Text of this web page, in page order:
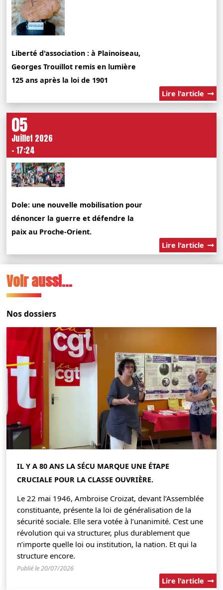
Liberté d'association : à Plainoiseau,
Georges Trouillot remis en lumière
125 ans après la loi de 1901
Lire l'article
05
Juillet 2026
- 17:24
Dole: une nouvelle mobilisation pour
dénoncer la guerre et défendre la
paix au Proche-Orient.
Lire l'article
Voir aussi...
Nos dossiers
IL Y A 80 ANS LA SÉCU MARQUE UNE ÉTAPE
CRUCIALE POUR LA CLASSE OUVRIÈRE.
Le 22 mai 1946, Ambroise Croizat, devant l’Assemblée
constituante, présente la loi de généralisation de la
sécurité sociale. Elle sera votée à l’unanimité. C’est une
révolution qui va structurer, plus durablement que
n’importe quelle loi ou institution, la nation. Et qui la
structure encore.
Publié le 20/07/2026
Lire l'article